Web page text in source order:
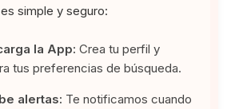
simple y seguro:
la App: Crea tu perfil y
tus preferencias de búsqueda.
alertas: Te notificamos cuando